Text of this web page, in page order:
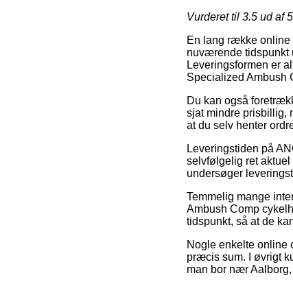
Vurderet til 3.5 ud af
En lang række online
nuværende tidspunkt
Leveringsformen er
Specialized Ambush
Du kan også
sjat mindre prisbillig,
at du selv henter
Leveringstiden på
selvfølgelig ret aktuel
undersøger
Temmelig mange
Ambush Comp
tidspunkt, så at de
Nogle enkelte online
præcis sum. I øvrigt
man bor nær